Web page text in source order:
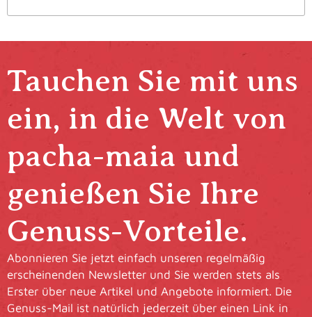
Tauchen Sie mit uns
ein, in die Welt von
pacha-maia und
genießen Sie Ihre
Genuss-Vorteile.
Abonnieren Sie jetzt einfach unseren regelmäßig
erscheinenden Newsletter und Sie werden stets als
Erster über neue Artikel und Angebote informiert. Die
Genuss-Mail ist natürlich jederzeit über einen Link in